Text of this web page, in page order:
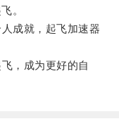
。
成就，起飞加速器
，成为更好的自